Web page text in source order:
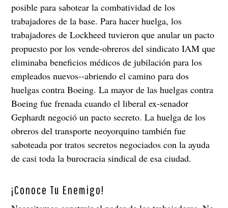
posible para sabotear la combatividad de los
trabajadores de la base. Para hacer huelga, los
trabajadores de Lockheed tuvieron que anular un pacto
propuesto por los vende-obreros del sindicato IAM que
eliminaba beneficios médicos de jubilación para los
empleados nuevos--abriendo el camino para dos
huelgas contra Boeing. La mayor de las huelgas contra
Boeing fue frenada cuando el liberal ex-senador
Gephardt negoció un pacto secreto. La huelga de los
obreros del transporte neoyorquino también fue
saboteada por tratos secretos negociados con la ayuda
de casi toda la burocracia sindical de esa ciudad.
¡Conoce Tu Enemigo!